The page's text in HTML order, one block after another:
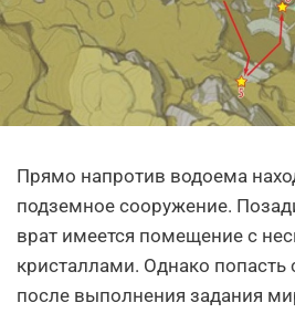
Прямо напротив водоема
подземное сооружение.
врат имеется помещение с
кристаллами. Однако
после выполнения задания